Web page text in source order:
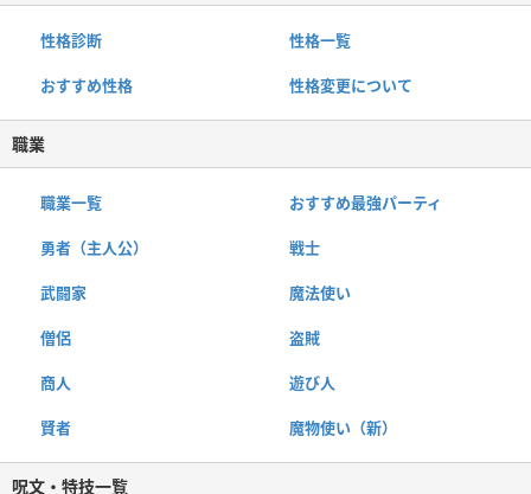
性格診断 性格一覧
おすすめ性格 性格変更について
職業
職業一覧 おすすめ最強パーティ
勇者（主人公） 戦士
武闘家 魔法使い
僧侶 盗賊
商人 遊び人
賢者 魔物使い（新）
呪文・特技一覧